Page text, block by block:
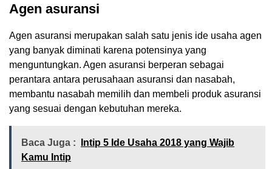
Agen asuransi
Agen asuransi merupakan salah satu jenis ide usaha agen
yang banyak diminati karena potensinya yang
menguntungkan. Agen asuransi berperan sebagai
perantara antara perusahaan asuransi dan nasabah,
membantu nasabah memilih dan membeli produk asuransi
yang sesuai dengan kebutuhan mereka.
Baca Juga :
Intip 5 Ide Usaha 2018 yang Wajib
Kamu Intip